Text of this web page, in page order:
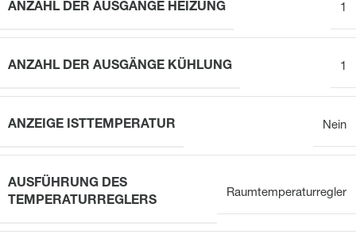
ANZAHL DER AUSGÄNGE HEIZUNG 1
ANZAHL DER AUSGÄNGE KÜHLUNG 1
ANZEIGE ISTTEMPERATUR Nein
AUSFÜHRUNG DES
TEMPERATURREGLERS
Raumtemperaturregler